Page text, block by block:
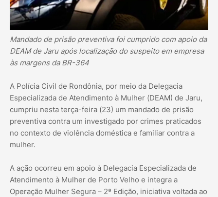
Mandado de prisão preventiva foi cumprido com apoio da
DEAM de Jaru após localização do suspeito em empresa
às margens da BR-364
A Polícia Civil de Rondônia, por meio da Delegacia
Especializada de Atendimento à Mulher (DEAM) de Jaru,
cumpriu nesta terça-feira (23) um mandado de prisão
preventiva contra um investigado por crimes praticados
no contexto de violência doméstica e familiar contra a
mulher.
A ação ocorreu em apoio à Delegacia Especializada de
Atendimento à Mulher de Porto Velho e integra a
Operação Mulher Segura – 2ª Edição, iniciativa voltada ao